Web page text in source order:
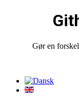
Gør en